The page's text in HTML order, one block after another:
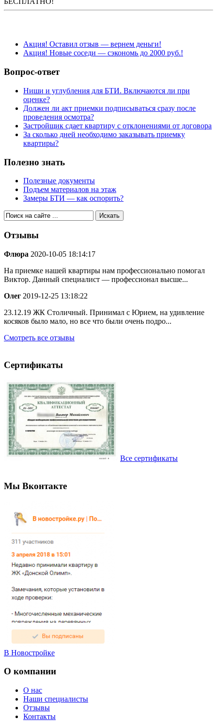
Акция! Оставил отзыв — вернем деньги!
Акция! Новые соседи — сэкономь до 2000 руб.!
Вопрос-ответ
Ниши и углубления для БТИ. Включаются ли при
оценке?
Должен ли акт приемки подписываться сразу после
проведения осмотра?
Застройщик сдает квартиру с отклонениями от договора
За сколько дней необходимо заказывать приемку
квартиры?
Полезно знать
Полезные документы
Подъем материалов на этаж
Замеры БТИ — как оспорить?
Отзывы
Флюра 2020-10-05 18:14:17
На приемке нашей квартиры нам профессионально помогал
Виктор. Данный специалист — профессионал высше...
Олег 2019-12-25 13:18:22
23.12.19 ЖК Столичный. Принимал с Юрием, на удивление
косяков было мало, но все что были очень подро...
Смотреть все отзывы
Сертификаты
Все сертификаты
Мы Вконтакте
В Новостройке
О компании
О нас
Наши специалисты
Отзывы
Контакты